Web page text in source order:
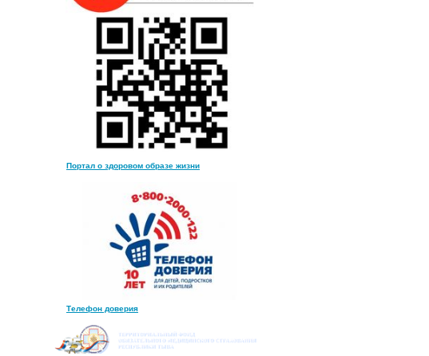
Портал о здоровом образе жизни
Телефон доверия